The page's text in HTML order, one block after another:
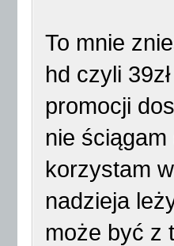
To mnie
hd czyli
promocji
nie
korzystam
nadzieja
może być z